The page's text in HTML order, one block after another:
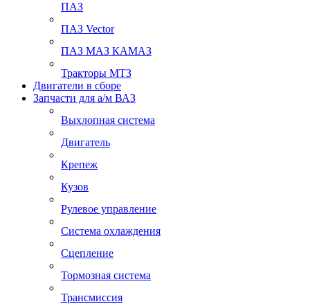
ПАЗ
ПАЗ Vector
ПАЗ МАЗ КАМАЗ
Тракторы МТЗ
Двигатели в сборе
Запчасти для а/м ВАЗ
Выхлопная система
Двигатель
Крепеж
Кузов
Рулевое управление
Система охлаждения
Сцепление
Тормозная система
Трансмиссия